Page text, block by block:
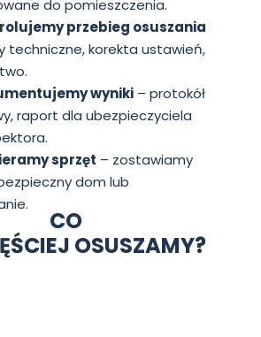
do pomieszczenia.
przebieg osuszania
techniczne, korekta ustawień,
wyniki – protokół
raport dla ubezpieczyciela
sprzęt – zostawiamy
dom lub
CO
OSUSZAMY?